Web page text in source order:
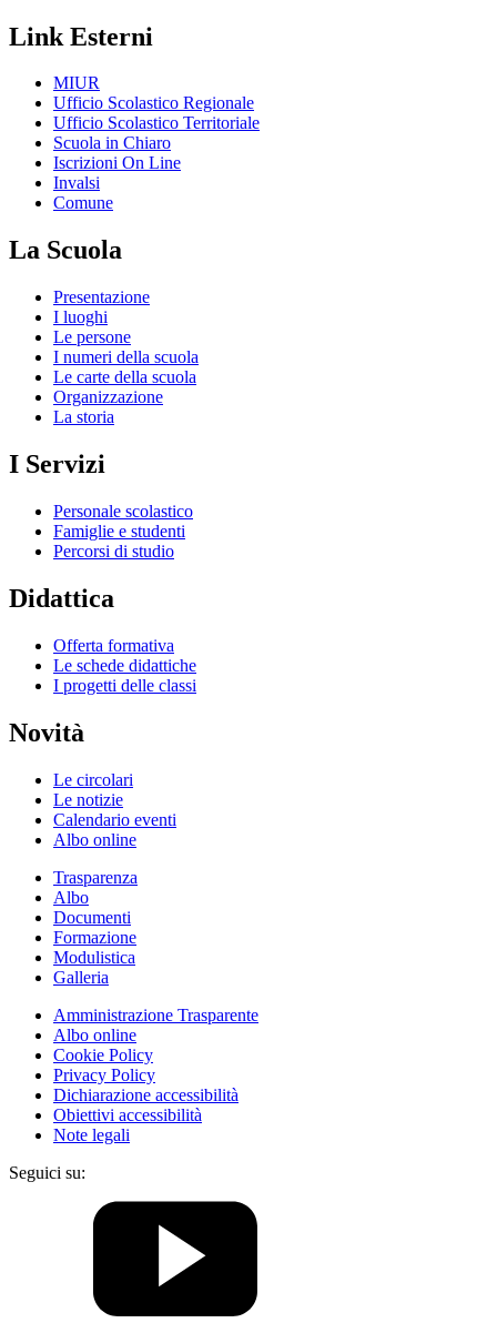
Link Esterni
MIUR
Ufficio Scolastico Regionale
Ufficio Scolastico Territoriale
Scuola in Chiaro
Iscrizioni On Line
Invalsi
Comune
La Scuola
Presentazione
I luoghi
Le persone
I numeri della scuola
Le carte della scuola
Organizzazione
La storia
I Servizi
Personale scolastico
Famiglie e studenti
Percorsi di studio
Didattica
Offerta formativa
Le schede didattiche
I progetti delle classi
Novità
Le circolari
Le notizie
Calendario eventi
Albo online
Trasparenza
Albo
Documenti
Formazione
Modulistica
Galleria
Amministrazione Trasparente
Albo online
Cookie Policy
Privacy Policy
Dichiarazione accessibilità
Obiettivi accessibilità
Note legali
Seguici su: